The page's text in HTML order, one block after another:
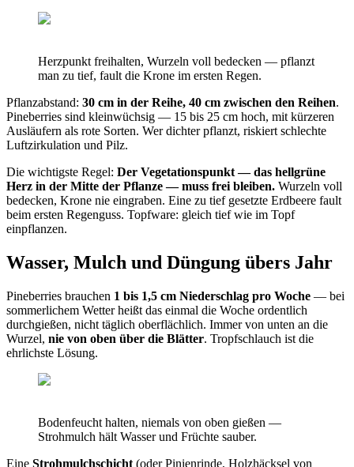
Herzpunkt freihalten, Wurzeln voll bedecken — pflanzt
man zu tief, fault die Krone im ersten Regen.
Pflanzabstand: 30 cm in der Reihe, 40 cm zwischen den Reihen.
Pineberries sind kleinwüchsig — 15 bis 25 cm hoch, mit kürzeren
Ausläufern als rote Sorten. Wer dichter pflanzt, riskiert schlechte
Luftzirkulation und Pilz.
Die wichtigste Regel: Der Vegetationspunkt — das hellgrüne
Herz in der Mitte der Pflanze — muss frei bleiben. Wurzeln voll
bedecken, Krone nie eingraben. Eine zu tief gesetzte Erdbeere fault
beim ersten Regenguss. Topfware: gleich tief wie im Topf
einpflanzen.
Wasser, Mulch und Düngung übers Jahr
Pineberries brauchen 1 bis 1,5 cm Niederschlag pro Woche — bei
sommerlichem Wetter heißt das einmal die Woche ordentlich
durchgießen, nicht täglich oberflächlich. Immer von unten an die
Wurzel, nie von oben über die Blätter. Tropfschlauch ist die
ehrlichste Lösung.
Bodenfeucht halten, niemals von oben gießen —
Strohmulch hält Wasser und Früchte sauber.
Eine Strohmulchschicht (oder Pinienrinde, Holzhäcksel von